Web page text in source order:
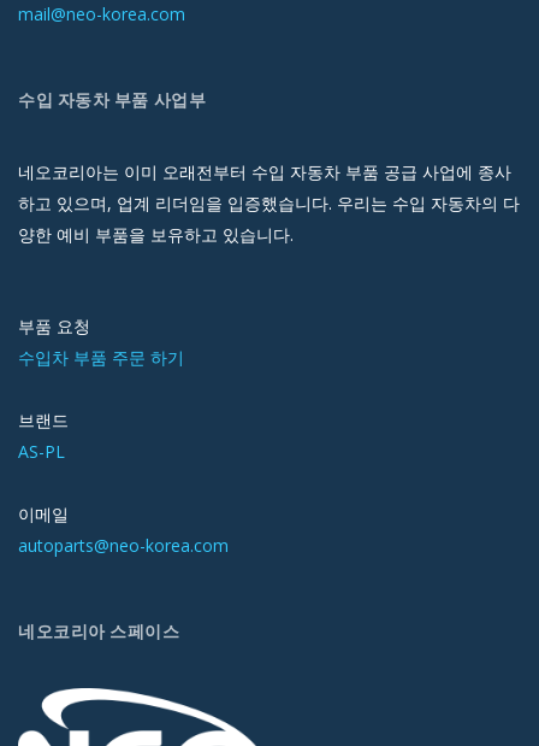
mail@neo-korea.com
수입 자동차 부품 사업부
네오코리아는 이미 오래전부터 수입 자동차 부품 공급 사업에 종사
하고 있으며, 업계 리더임을 입증했습니다. 우리는 수입 자동차의 다
양한 예비 부품을 보유하고 있습니다.
부품 요청
수입차 부품 주문 하기
브랜드
AS-PL
이메일
autoparts@neo-korea.com
네오코리아 스페이스